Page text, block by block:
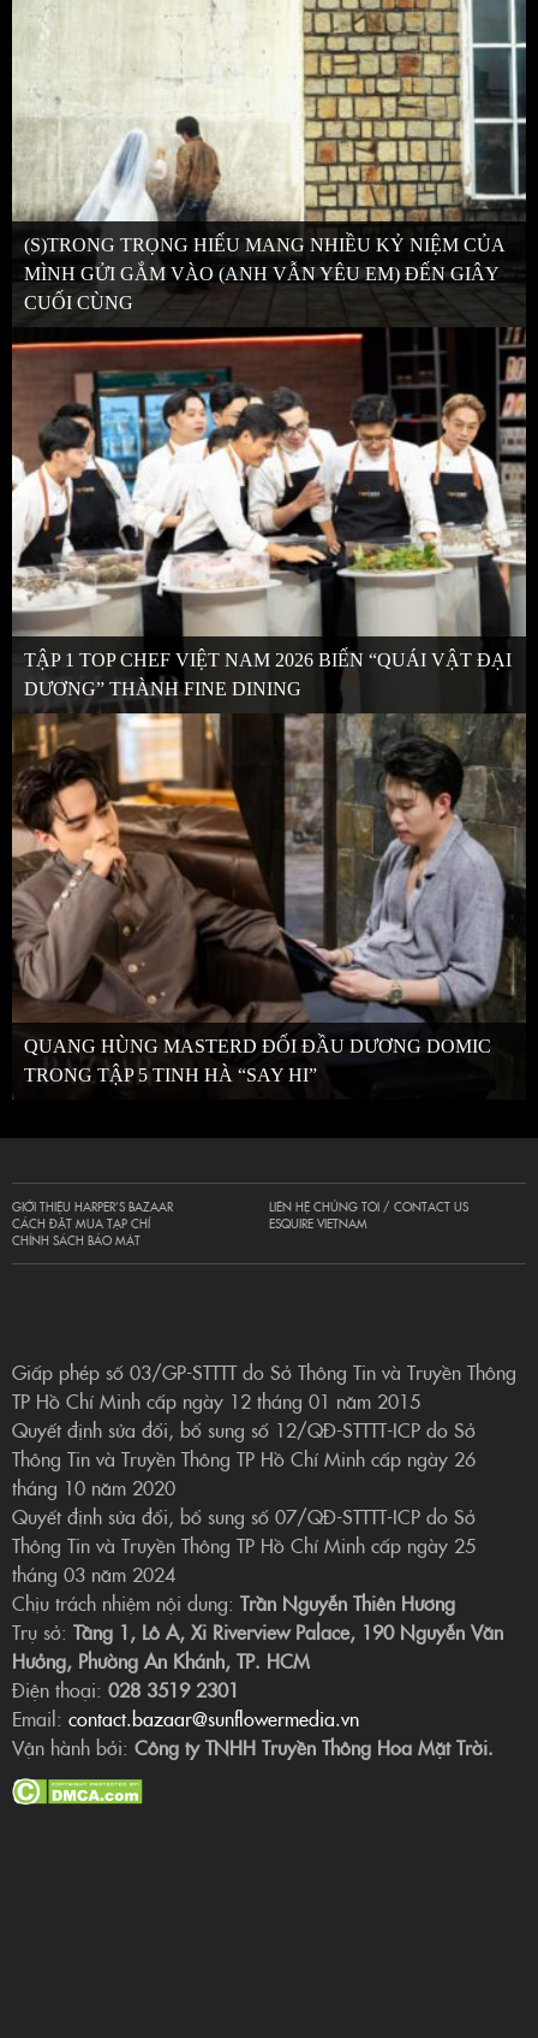
(S)TRONG TRỌNG HIẾU MANG NHIỀU KỶ NIỆM CỦA
MÌNH GỬI GẮM VÀO (ANH VẪN YÊU EM) ĐẾN GIÂY
CUỐI CÙNG
TẬP 1 TOP CHEF VIỆT NAM 2026 BIẾN “QUÁI VẬT ĐẠI
DƯƠNG” THÀNH FINE DINING
QUANG HÙNG MASTERD ĐỐI ĐẦU DƯƠNG DOMIC
TRONG TẬP 5 TINH HÀ “SAY HI”
GIỚI THIỆU HARPER’S BAZAAR
CÁCH ĐẶT MUA TẠP CHÍ
CHÍNH SÁCH BẢO MẬT
LIÊN HỆ CHÚNG TÔI / CONTACT US
ESQUIRE VIETNAM
Giấp phép số 03/GP-STTTT do Sở Thông Tin và Truyền Thông
TP Hồ Chí Minh cấp ngày 12 tháng 01 năm 2015
Quyết định sửa đổi, bổ sung số 12/QĐ-STTTT-ICP do Sở
Thông Tin và Truyền Thông TP Hồ Chí Minh cấp ngày 26
tháng 10 năm 2020
Quyết định sửa đổi, bổ sung số 07/QĐ-STTTT-ICP do Sở
Thông Tin và Truyền Thông TP Hồ Chí Minh cấp ngày 25
tháng 03 năm 2024
Chịu trách nhiệm nội dung: Trần Nguyễn Thiên Hương
Trụ sở: Tầng 1, Lô A, Xi Riverview Palace, 190 Nguyễn Văn
Hưởng, Phường An Khánh, TP. HCM
Điện thoại: 028 3519 2301
Email: contact.bazaar@sunflowermedia.vn
Vận hành bởi: Công ty TNHH Truyền Thông Hoa Mặt Trời.